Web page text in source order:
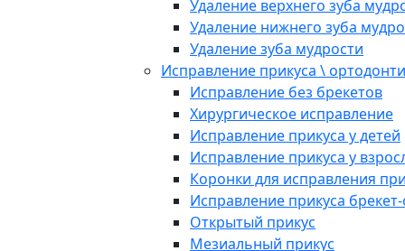
Удаление верхнего зуба
Удаление нижнего зуба
Удаление зуба мудрости
Исправление прикуса \
Исправление без брекетов
Хирургическое исправление
Исправление прикуса у детей
Исправление прикуса у
Коронки для исправления
Исправление прикуса
Открытый прикус
Мезиальный прикус